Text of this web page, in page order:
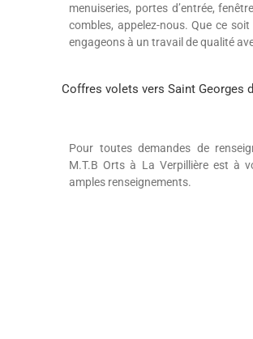
menuiseries, portes d’entrée,
combles, appelez-nous. Que ce
engageons à un travail de qualité
Coffres volets vers Saint Georges
Pour toutes demandes de
M.T.B Orts à La Verpillière est à
amples renseignements.